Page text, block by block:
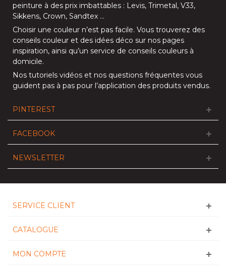
peinture à des prix imbattables : Levis, Trimetal, V33,
Sikkens, Crown, Sandtex …
Choisir une couleur n’est pas facile. Vous trouverez des
conseils couleur et des idées déco sur nos pages
inspiration, ainsi qu’un service de conseils couleurs à
domicile.
Nos tutoriels vidéos et nos questions fréquentes vous
guident pas à pas pour l’application des produits vendus.
PINTEREST
FACEBOOK
NEWSLETTER
SERVICE CLIENT
CATALOGUE
MON COMPTE